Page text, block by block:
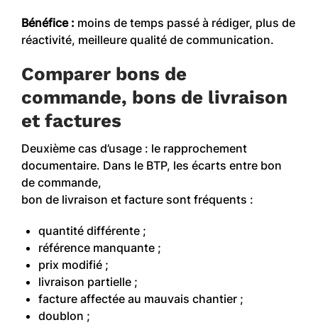
Bénéfice : moins de temps passé à rédiger, plus de
réactivité, meilleure qualité de communication.
Comparer bons de
commande, bons de livraison
et factures
Deuxième cas d’usage : le rapprochement
documentaire. Dans le BTP, les écarts entre bon
de commande,
bon de livraison et facture sont fréquents :
quantité différente ;
référence manquante ;
prix modifié ;
livraison partielle ;
facture affectée au mauvais chantier ;
doublon ;